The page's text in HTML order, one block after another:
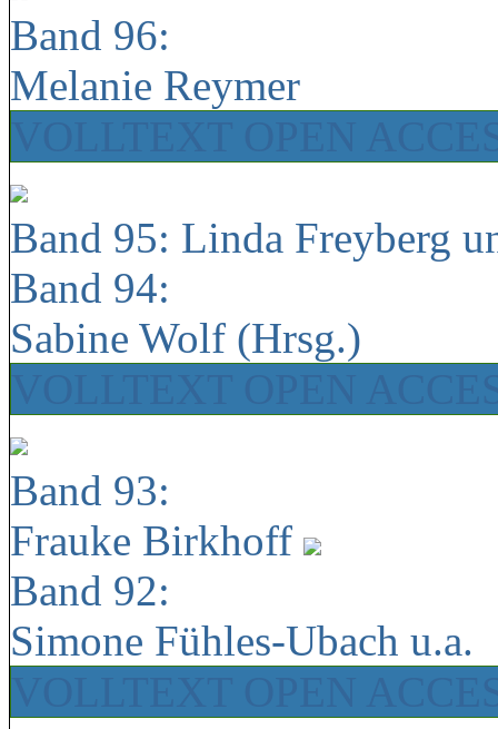
Band 96:
Melanie Reymer
Band 95: Linda Freyberg
Band 94:
Sabine Wolf (Hrsg.)
Band 93:
Frauke Birkhoff
Band 92:
Simone Fühles-Ubach u.a.